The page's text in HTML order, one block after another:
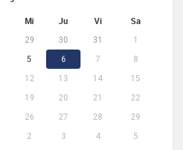
Mi Ju Vi Sa
29 30 31
1
5 6 7
8
12 13 14
15
19 20 21
22
26 27 28
29
2 3 4 5